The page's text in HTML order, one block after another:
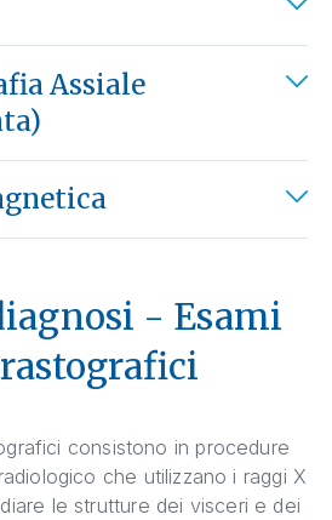
Assiale
- Esami
consistono in procedure
che utilizzano i raggi X
le strutture dei visceri e dei